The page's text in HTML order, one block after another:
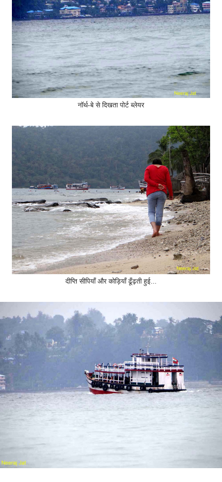
नॉर्थ-बे से दिखता पोर्ट ब्लेयर
दीप्ति सीपियाँ और कोड़ियाँ ढूँढ़ती हुई...